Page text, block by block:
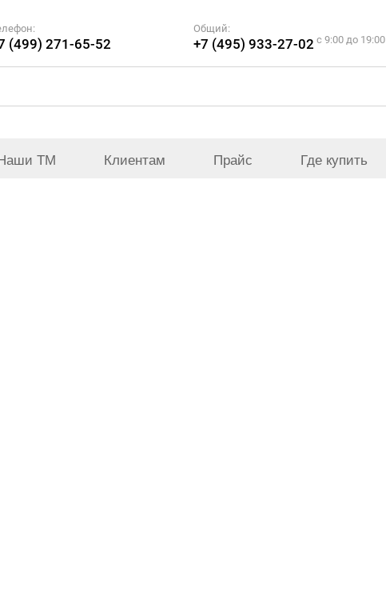
(499) 271-65-52
Общий:
+7 (495) 933-27-02 c 9:00 до 19:00
ТМ Клиентам Прайс Где купить